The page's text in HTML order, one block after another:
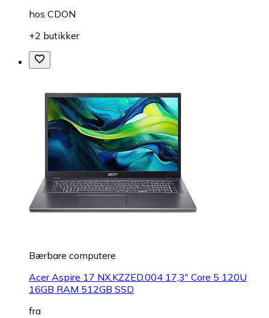
hos CDON
+2 butikker
Bærbare computere
Acer Aspire 17 NX.KZZED.004 17,3" Core 5 120U
16GB RAM 512GB SSD
fra